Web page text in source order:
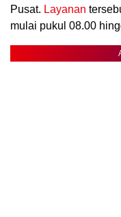
Pusat. Layanan
mulai pukul 08.00